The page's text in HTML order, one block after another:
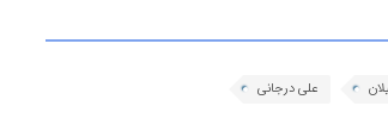
علی درجانی